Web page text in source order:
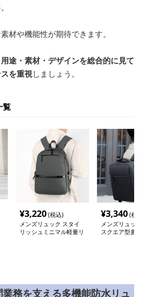
材や機能性が期待できます。
用途・素材・デザインを総合的に見て
を重視しましょう。
覧
¥3,220(税込)
メンズリュック スタイ
リッシュミニマル軽量リ
¥3,340(税
メンズリュッ
スクエア型多
務を支える多機能防水リュ